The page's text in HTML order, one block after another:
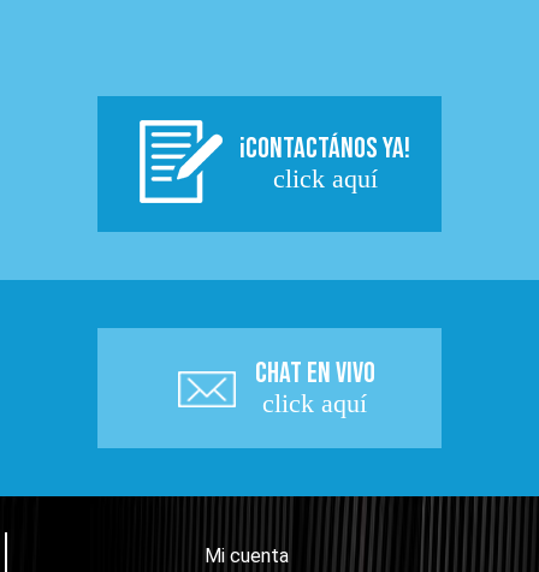
¡CONTACTÁNOS YA!
click aquí
CHAT EN VIVO
click aquí
Mi cuenta